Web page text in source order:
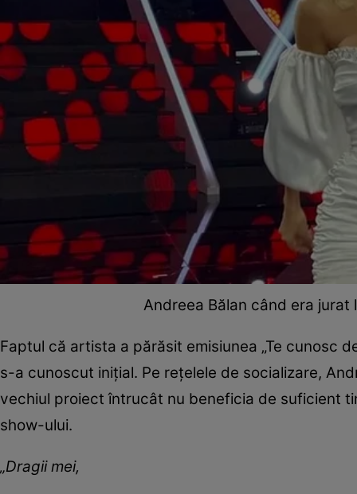
Andreea Bălan când era jurat
Faptul că artista a părăsit emisiunea „Te cunosc
s-a cunoscut inițial. Pe rețelele de socializare,
vechiul proiect întrucât nu beneficia de suficient
show-ului.
„Dragii mei,